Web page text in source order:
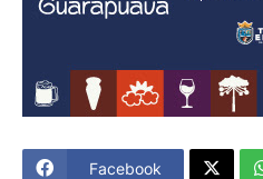
Facebook